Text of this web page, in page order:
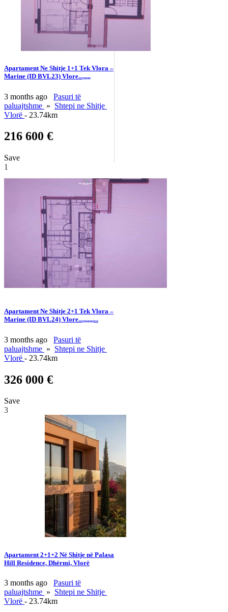
Apartament Ne Shitje 1+1 Tek Vlora –
Marine (ID BVL23) Vlore...,,,,,
3 months ago
Pasuri të
paluajtshme » Shtepi ne Shitje
Vlorë - 23.74km
216 600 €
Save
1
Apartament Ne Shitje 2+1 Tek Vlora –
Marine (ID BVL24) Vlore...,,,,,,,...
3 months ago
Pasuri të
paluajtshme » Shtepi ne Shitje
Vlorë - 23.74km
326 000 €
Save
3
Apartament 2+1+2 Në Shitje në Palasa
Hill Residence, Dhërmi, Vlorë
3 months ago
Pasuri të
paluajtshme » Shtepi ne Shitje
Vlorë - 23.74km